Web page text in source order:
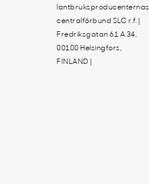
lantbruksproducenternas
centralförbund SLC r.f. |
Fredriksgatan 61 A 34,
00100 Helsingfors,
FINLAND |